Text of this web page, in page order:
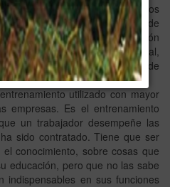
de socialización de los
una persona asimila y aprende
en conceptos. La educación
cultural y conductual,
adquieren los modos de
utilizado con mayor
empresas. Es el entrenamiento
un trabajador desempeñe las
sido contratado. Tiene que ser
conocimiento, sobre cosas que
educación, pero que no las sabe
en sus funciones